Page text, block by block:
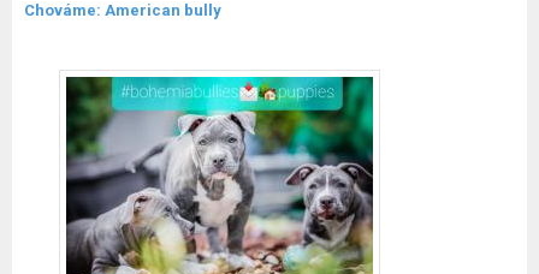
Chováme: American bully